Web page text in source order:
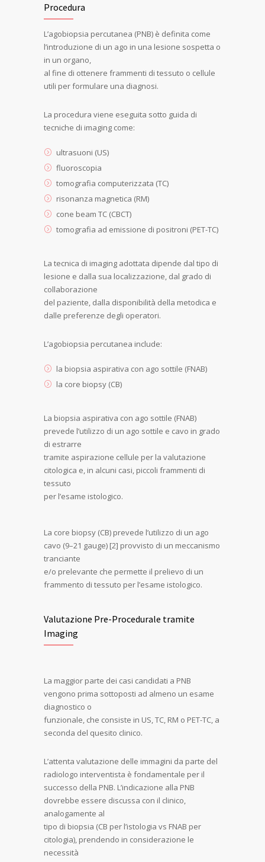
Procedura
L’agobiopsia percutanea (PNB) è definita come
l’introduzione di un ago in una lesione sospetta o
in un organo,
al fine di ottenere frammenti di tessuto o cellule
utili per formulare una diagnosi.
La procedura viene eseguita sotto guida di
tecniche di imaging come:
ultrasuoni (US)
fluoroscopia
tomografia computerizzata (TC)
risonanza magnetica (RM)
cone beam TC (CBCT)
tomografia ad emissione di positroni (PET-TC)
La tecnica di imaging adottata dipende dal tipo di
lesione e dalla sua localizzazione, dal grado di
collaborazione
del paziente, dalla disponibilità della metodica e
dalle preferenze degli operatori.
L’agobiopsia percutanea include:
la biopsia aspirativa con ago sottile (FNAB)
la core biopsy (CB)
La biopsia aspirativa con ago sottile (FNAB)
prevede l’utilizzo di un ago sottile e cavo in grado
di estrarre
tramite aspirazione cellule per la valutazione
citologica e, in alcuni casi, piccoli frammenti di
tessuto
per l’esame istologico.
La core biopsy (CB) prevede l’utilizzo di un ago
cavo (9–21 gauge) [2] provvisto di un meccanismo
tranciante
e/o prelevante che permette il prelievo di un
frammento di tessuto per l’esame istologico.
Valutazione Pre-Procedurale tramite
Imaging
La maggior parte dei casi candidati a PNB
vengono prima sottoposti ad almeno un esame
diagnostico o
funzionale, che consiste in US, TC, RM o PET-TC, a
seconda del quesito clinico.
L’attenta valutazione delle immagini da parte del
radiologo interventista è fondamentale per il
successo della PNB. L’indicazione alla PNB
dovrebbe essere discussa con il clinico,
analogamente al
tipo di biopsia (CB per l’istologia vs FNAB per
citologia), prendendo in considerazione le
necessità